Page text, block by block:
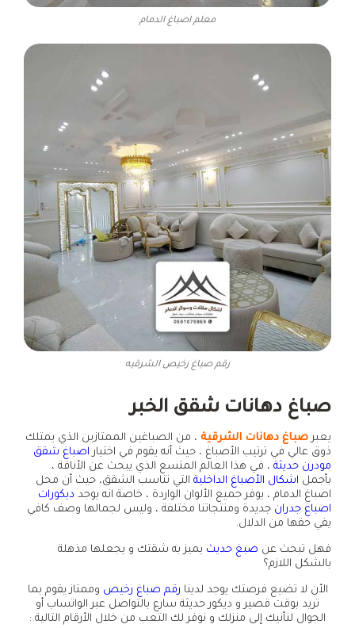
معلم اصباغ الدمام
رقم صباغ رخيص الشرقيه
صباغ دهانات شقق الخبر
يعبرصباغ دهانات الشرقية ، من الصباغين الممتازين الذي يمتلك
ذوق عالي في ترتيب الأصباغ ، حيث أنه يقوم في اختياراصباغ شقق
مودرن حديثة ، في هذا العالم المتسع الذي يبحث عن الأناقة ،
بأجمل اشكال الأصباغ الداخلية التي تناسب الشقق، حيث أن محل
اصباغ الدمام ، يوفر جميع الألوان الواردة ، خاصة انه يوجد ديكورات
اصباغ جدران جديدة ومنتجاتنا مختلفة ، وليس لجمالها وصف كافي
يفي حقها من الدلال.
فهل تبحث عن صبغ حديث يميز به شقتك و يجعلها مذهلة
بالشكل اللازم؟
الأن لا تضيع فرصتك يوجد لدينا رقم صباغ رخيص وممتاز يقوم بما
تريد بوقت قصير و ديكور حديثة سارع بالتواصل عبر الواتساب أو
الجوال لنأنيك إلى منزلك و نوفر لك التعب من خلال الأرقام التالية :